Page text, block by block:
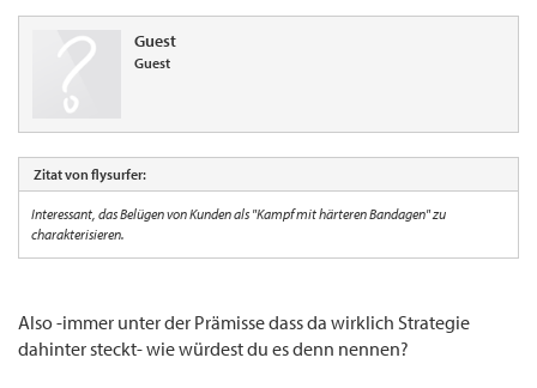
Guest
Guest
Zitat von flysurfer:
Interessant, das Belügen von Kunden als "Kampf mit härteren Bandagen" zu
charakterisieren.
Also -immer unter der Prämisse dass da wirklich Strategie
dahinter steckt- wie würdest du es denn nennen?